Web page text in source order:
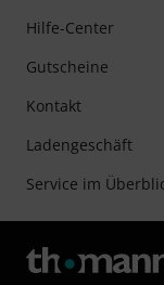
Hilfe-Center
Gutscheine
Kontakt
Ladengeschäft
Service im